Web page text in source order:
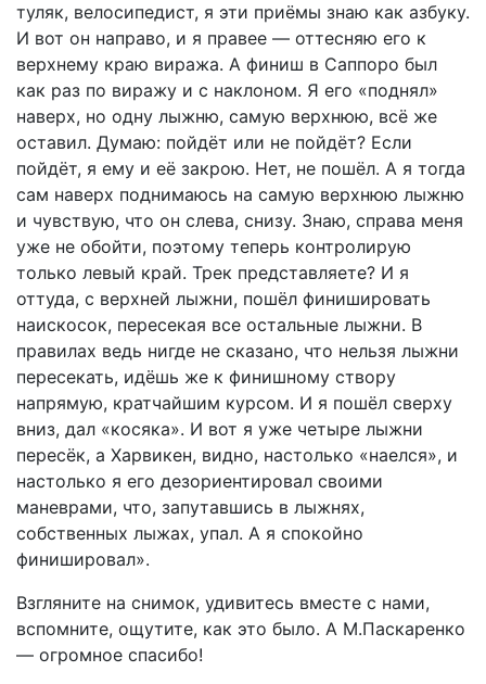
туляк, велосипедист, я эти приёмы знаю как азбуку.
И вот он направо, и я правее — оттесняю его к
верхнему краю виража. А финиш в Саппоро был
как раз по виражу и с наклоном. Я его «поднял»
наверх, но одну лыжню, самую верхнюю, всё же
оставил. Думаю: пойдёт или не пойдёт? Если
пойдёт, я ему и её закрою. Нет, не пошёл. А я тогда
сам наверх поднимаюсь на самую верхнюю лыжню
и чувствую, что он слева, снизу. Знаю, справа меня
уже не обойти, поэтому теперь контролирую
только левый край. Трек представляете? И я
оттуда, с верхней лыжни, пошёл финишировать
наискосок, пересекая все остальные лыжни. В
правилах ведь нигде не сказано, что нельзя лыжни
пересекать, идёшь же к финишному створу
напрямую, кратчайшим курсом. И я пошёл сверху
вниз, дал «косяка». И вот я уже четыре лыжни
пересёк, а Харвикен, видно, настолько «наелся», и
настолько я его дезориентировал своими
маневрами, что, запутавшись в лыжнях,
собственных лыжах, упал. А я спокойно
финишировал».
Взгляните на снимок, удивитесь вместе с нами,
вспомните, ощутите, как это было. А М.Паскаренко
— огромное спасибо!